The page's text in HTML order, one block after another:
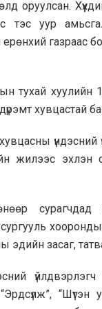
оруулсан.
тэс уур
газраас
тухай хуулийн
хувцастай
жилээс эхлэн
сурагчдад
засаг,
үйлдвэрлэгч